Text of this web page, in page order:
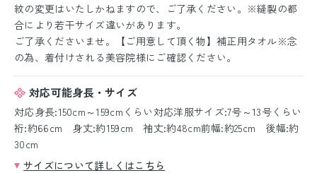
紋の変更はいたしかねますので、ご了承ください。※縫製の都
合により若干サイズ違いがあります。
ご了承くださいませ。【ご用意して頂く物】補正用タオル※念
の為、着付けされる美容院様にご確認ください。
対応可能身長・サイズ
対応身長:150cm～159cmくらい対応洋服サイズ:7号～13号くらい
裄:約66cm 身丈:約159cm 袖丈:約48cm前幅:約25cm 後幅:約
30cm
サイズについて詳しくはこちら